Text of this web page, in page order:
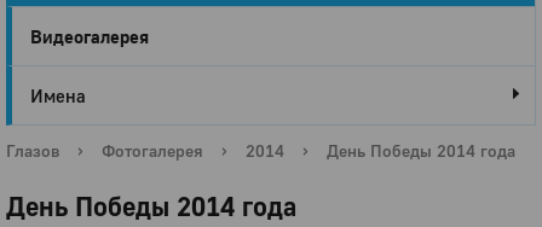
Видеогалерея
Имена
Глазов › Фотогалерея › 2014 › День Победы 2014 года
День Победы 2014 года